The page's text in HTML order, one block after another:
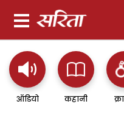
ऑडियो कहानी